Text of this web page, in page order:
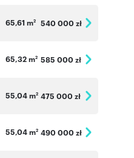
65,61 m2 540 000 zł
65,32 m2 585 000 zł
55,04 m2 475 000 zł
55,04 m2 490 000 zł